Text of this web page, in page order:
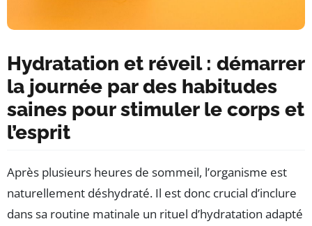
Hydratation et réveil : démarrer
la journée par des habitudes
saines pour stimuler le corps et
l’esprit
Après plusieurs heures de sommeil, l’organisme est
naturellement déshydraté. Il est donc crucial d’inclure
dans sa routine matinale un rituel d’hydratation adapté